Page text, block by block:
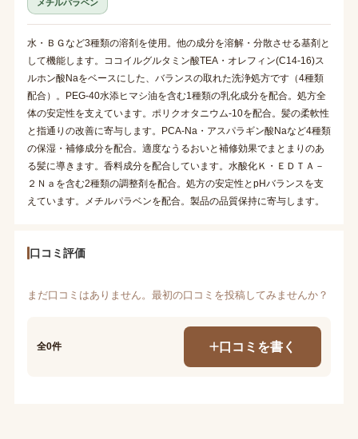
メチルパラベン
水・ＢＧなど3種類の溶剤を使用。他の成分を溶解・分散させる基剤と
して機能します。ココイルグルタミン酸TEA・オレフィン(C14-16)ス
ルホン酸Naをベースにした、バランスの取れた洗浄処方です（4種類
配合）。PEG-40水添ヒマシ油を含む1種類の乳化成分を配合。処方全
体の安定性を支えています。ポリクオタニウム-10を配合。髪の柔軟性
と指通りの改善に寄与します。PCA-Na・アスパラギン酸Naなど4種類
の保湿・補修成分を配合。適度なうるおいと補修効果でまとまりのあ
る髪に導きます。香料成分を配合しています。水酸化Ｋ・ＥＤＴＡ－
２Ｎａを含む2種類の調整剤を配合。処方の安定性とpHバランスを支
えています。メチルパラベンを配合。製品の品質保持に寄与します。
口コミ評価
まだ口コミはありません。最初の口コミを投稿してみませんか？
全0件 口コミを書く